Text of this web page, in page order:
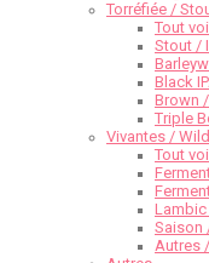
Torréfiée /
Tout
Stout /
Black
Brown
Triple
Vivantes /
Tout
Lambic
Saison
Autres